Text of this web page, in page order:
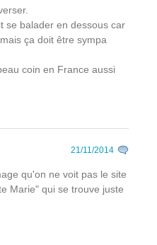
se balader en dessous car
ça doit être sympa
coin en France aussi
21/11/2014
qu'on ne voit pas le site
Marie" qui se trouve juste